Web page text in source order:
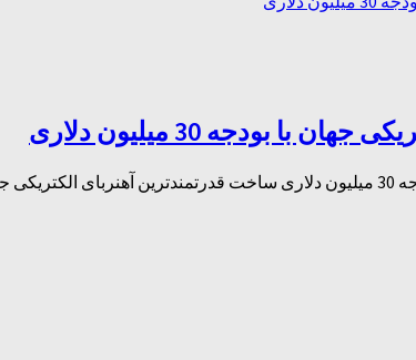
بودجه‌ 30 میلیون دلاری
دلاری